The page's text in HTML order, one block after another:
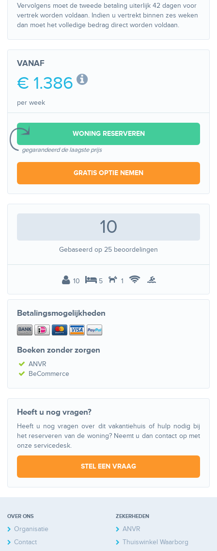
Vervolgens moet de tweede betaling uiterlijk 42 dagen voor
vertrek worden voldaan. Indien u vertrekt binnen zes weken
dan moet het volledige bedrag direct worden voldaan.
VANAF
€ 1.386
per week
WONING RESERVEREN
gegarandeerd de laagste prijs
GRATIS OPTIE NEMEN
10
Gebaseerd op 25 beoordelingen
10 5 1
Betalingsmogelijkheden
Boeken zonder zorgen
ANVR
BeCommerce
Heeft u nog vragen?
Heeft u nog vragen over dit vakantiehuis of hulp nodig bij
het reserveren van de woning? Neemt u dan contact op met
onze servicedesk.
STEL EEN VRAAG
OVER ONS
Organisatie
Contact
ZEKERHEDEN
ANVR
Thuiswinkel Waarborg